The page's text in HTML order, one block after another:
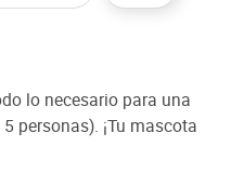
lo necesario para una
personas). ¡Tu mascota